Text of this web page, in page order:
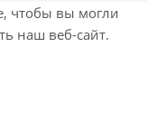
чтобы вы могли
наш веб-сайт.